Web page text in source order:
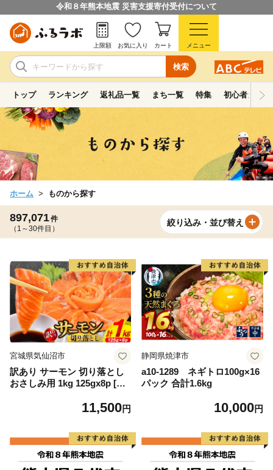
令和８年熊本地震 災害支援寄付受付について
検索
上限額 お気に入り カート メニュー
トップ ランキング 返礼品一覧 まち一覧 特集 初心者ガイド
ホーム ものから探す
897,071件
（1～30件目）
絞り込み・並び替え
宮城県気仙沼市
訳あり サーモン 切り落とし
おさしみ用 1kg 125gx8p [足
4313] 魚 魚介類 鮭 お刺し身
介
11,500円
静岡県焼津市
a10-1289 ネギトロ100g×16
パック 合計1.6kg
10,000円